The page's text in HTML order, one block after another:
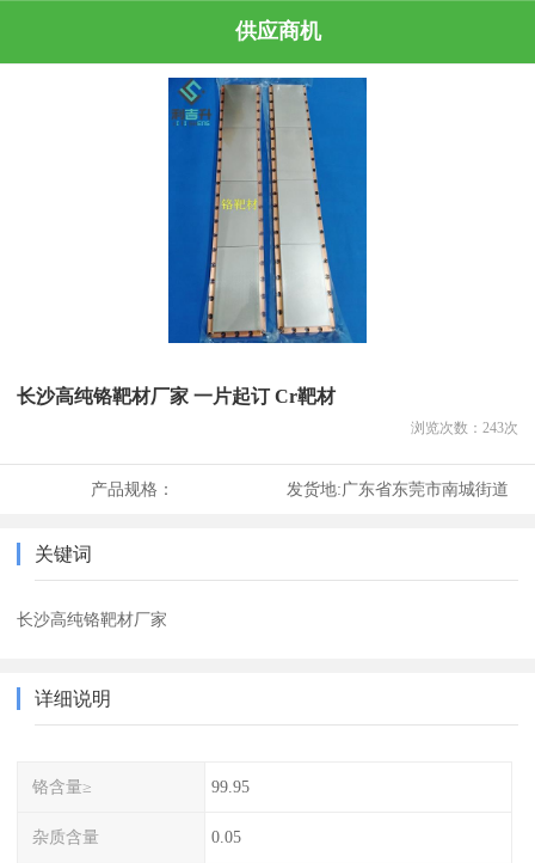
供应商机
长沙高纯铬靶材厂家 一片起订 Cr靶材
浏览次数： 243次
产品规格： 发货地:广东省东莞市南城街道
关键词
长沙高纯铬靶材厂家
详细说明
铬含量≥ 99.95
杂质含量 0.05